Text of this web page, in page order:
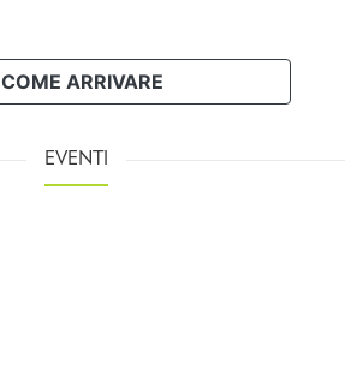
COME ARRIVARE
EVENTI